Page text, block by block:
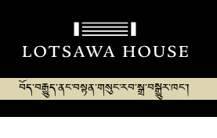
བོད་བརྒྱུད་ནང་བསྟན་གསུང་རབ་སྒྲ་བསྒྱུར་ཁང་།